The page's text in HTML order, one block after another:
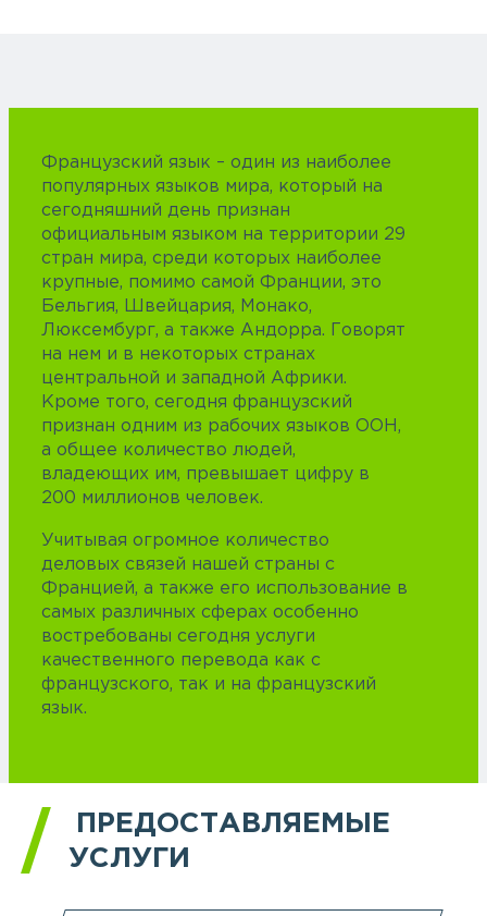
Французский язык – один из наиболее
популярных языков мира, который на
сегодняшний день признан
официальным языком на территории 29
стран мира, среди которых наиболее
крупные, помимо самой Франции, это
Бельгия, Швейцария, Монако,
Люксембург, а также Андорра. Говорят
на нем и в некоторых странах
центральной и западной Африки.
Кроме того, сегодня французский
признан одним из рабочих языков ООН,
а общее количество людей,
владеющих им, превышает цифру в
200 миллионов человек.
Учитывая огромное количество
деловых связей нашей страны с
Францией, а также его использование в
самых различных сферах особенно
востребованы сегодня услуги
качественного перевода как с
французского, так и на французский
язык.
ПРЕДОСТАВЛЯЕМЫЕ
УСЛУГИ